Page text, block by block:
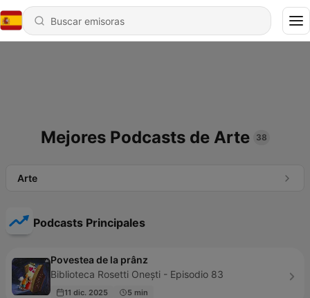
Mejores Podcasts de Arte 38
Arte
Podcasts Principales
Povestea de la prânz
Biblioteca Rosetti Onești - Episodio 83
11 dic. 2025 5 min